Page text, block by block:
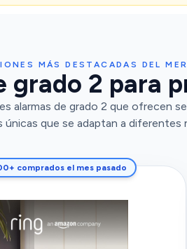
MÁS DESTACADAS DEL
grado 2 para
alarmas de grado 2 que ofrecen
que se adaptan a diferentes
comprados el mes pasado